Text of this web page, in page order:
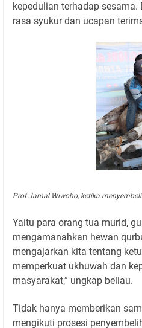
kepedulian terhadap
rasa syukur dan ucapan
Prof Jamal Wiwoho, ketika
Yaitu para orang tua murid,
mengamanahkan hewan
mengajarkan kita tentang
memperkuat ukhuwah dan
masyarakat,” ungkap beliau.
Tidak hanya memberikan
mengikuti prosesi